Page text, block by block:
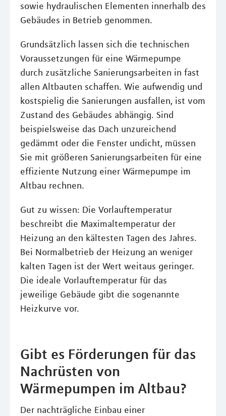
sowie hydraulischen Elementen innerhalb des
Gebäudes in Betrieb genommen.
Grundsätzlich lassen sich die technischen
Voraussetzungen für eine Wärmepumpe
durch zusätzliche Sanierungsarbeiten in fast
allen Altbauten schaffen. Wie aufwendig und
kostspielig die Sanierungen ausfallen, ist vom
Zustand des Gebäudes abhängig. Sind
beispielsweise das Dach unzureichend
gedämmt oder die Fenster undicht, müssen
Sie mit größeren Sanierungsarbeiten für eine
effiziente Nutzung einer Wärmepumpe im
Altbau rechnen.
Gut zu wissen: Die Vorlauftemperatur
beschreibt die Maximaltemperatur der
Heizung an den kältesten Tagen des Jahres.
Bei Normalbetrieb der Heizung an weniger
kalten Tagen ist der Wert weitaus geringer.
Die ideale Vorlauftemperatur für das
jeweilige Gebäude gibt die sogenannte
Heizkurve vor.
Gibt es Förderungen für das
Nachrüsten von
Wärmepumpen im Altbau?
Der nachträgliche Einbau einer